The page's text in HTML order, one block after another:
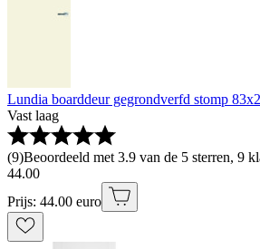
Lundia boarddeur gegrondverfd stomp
Vast laag
(9)Beoordeeld met 3.9 van de 5 sterren, 9
44.00
Prijs: 44.00 euro